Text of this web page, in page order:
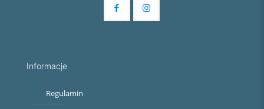
Informacje
Regulamin